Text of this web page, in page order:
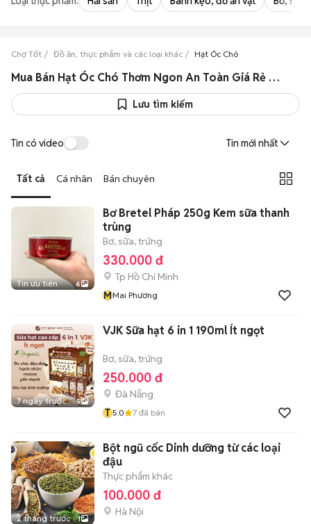
Chợ Tốt Đồ ăn, thực phẩm và các loại khác Hạt Óc Chó
Mua Bán Hạt Óc Chó Thơm Ngon An Toàn Giá Rẻ Như Giá Sỉ
Lưu tìm kiếm
Tin có video Tin mới nhất
Tất cả Cá nhân Bán chuyên
Tin ưu tiên 6
Bơ Bretel Pháp 250g Kem sữa thanh
trùng
Bơ, sữa, trứng
330.000 đ
Tp Hồ Chí Minh
MMai Phương
7 ngày trước 5
VJK Sữa hạt 6 in 1 190ml Ít ngọt
Bơ, sữa, trứng
250.000 đ
Đà Nẵng
T 5.0 7 đã bán
2 tháng trước 1
Bột ngũ cốc Dinh dưỡng từ các loại
đậu
Thực phẩm khác
100.000 đ
Hà Nội